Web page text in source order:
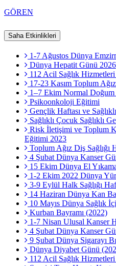
GÖREN
Saha Etkinlikleri
1-7 Ağustos Dünya
Dünya Hepatit Günü 2026
112 Acil Sağlık
17-23 Kasım Toplum
1–7 Ekim Normal Doğum
Psikoonkoloji Eğitimi
Gençlik Haftası ve
Sağlıklı Çocuk Sağlıklı
Risk İletişimi ve Toplum
Eğitimi 2023
Toplum Ağız Diş Sağlığı
4 Şubat Dünya Kanser
15 Ekim Dünya El
1-2 Ekim 2022 Dünya
3-9 Eylül Halk Sağlığı
14 Haziran Dünya Kan
10 Mayıs Dünya Sağlık
Kurban Bayramı (2022)
1-7 Nisan Ulusal Kanser
4 Şubat Dünya Kanser
9 Şubat Dünya Sigarayı
Dünya Diyabet Günü
112 Acil Sağlık